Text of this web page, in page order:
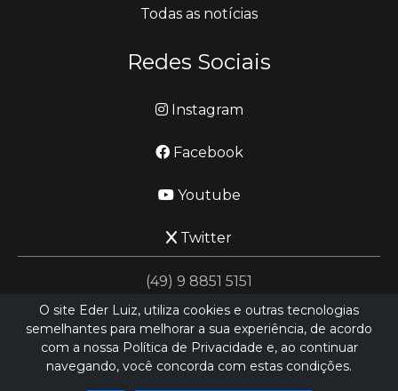
Todas as notícias
Redes Sociais
Instagram
Facebook
Youtube
Twitter
(49) 9 8851 5151
jornalismo@ederluiz.com.vc
O site Eder Luiz, utiliza cookies e outras tecnologias
semelhantes para melhorar a sua experiência, de acordo
com a nossa Política de Privacidade e, ao continuar
navegando, você concorda com estas condições.